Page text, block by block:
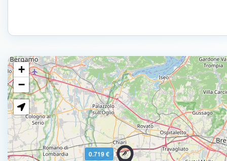
0.719 €
+
−